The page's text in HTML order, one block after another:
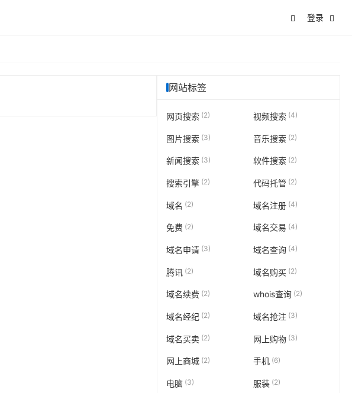
登录
网站标签
网页搜索 (2) 视频搜索 (4)
图片搜索 (3) 音乐搜索 (2)
新闻搜索 (3) 软件搜索 (2)
搜索引擎 (2) 代码托管(2)
域名 (2) 域名注册(4)
免费 (2) 域名交易 (4)
域名申请 (3) 域名查询(4)
腾讯 (2) 域名购买(2)
域名续费 (2) whois查询(2)
域名经纪 (2) 域名抢注(3)
域名买卖 (2) 网上购物(3)
网上商城 (2) 手机 (6)
电脑 (3) 服装(2)